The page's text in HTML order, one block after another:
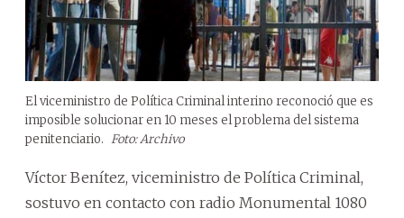
El viceministro de Política Criminal interino reconoció que es
imposible solucionar en 10 meses el problema del sistema
penitenciario. Foto: Archivo
Víctor Benítez, viceministro de Política Criminal,
sostuvo en contacto con radio Monumental 1080